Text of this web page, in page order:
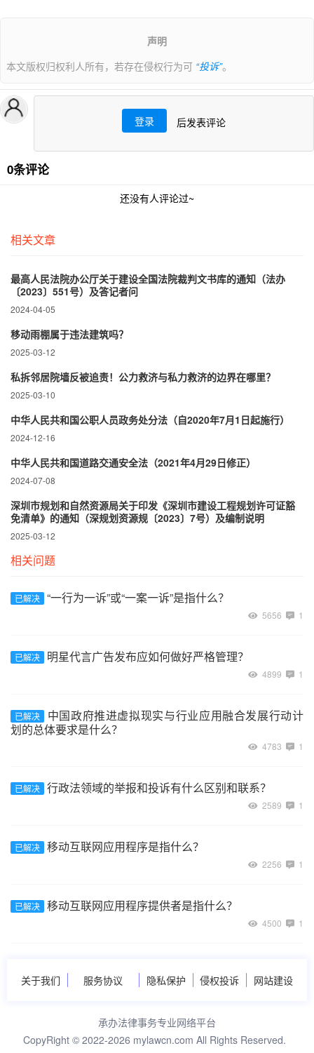
声明
本文版权归权利人所有，若存在侵权行为可 “投诉”。
登录 后发表评论
0条评论
还没有人评论过~
相关文章
最高人民法院办公厅关于建设全国法院裁判文书库的通知（法办
〔2023〕551号）及答记者问
2024-04-05
移动雨棚属于违法建筑吗？
2025-03-12
私拆邻居院墙反被追责！公力救济与私力救济的边界在哪里？‌
2025-03-10
中华人民共和国公职人员政务处分法（自2020年7月1日起施行）
2024-12-16
中华人民共和国道路交通安全法（2021年4月29日修正）
2024-07-08
深圳市规划和自然资源局关于印发《深圳市建设工程规划许可证豁
免清单》的通知（深规划资源规〔2023〕7号）及编制说明
2025-03-12
相关问题
已解决 “一行为一诉”或“一案一诉”是指什么？
5656 1
已解决 明星代言广告发布应如何做好严格管理？
4899 1
已解决
中国政府推进虚拟现实与行业应用融合发展行动计
划的总体要求是什么？
4783 1
已解决 行政法领域的举报和投诉有什么区别和联系？
2589 1
已解决 移动互联网应用程序是指什么？
2256 1
已解决 移动互联网应用程序提供者是指什么？
4500 1
关于我们 服务协议 隐私保护 侵权投诉 网站建设
承办法律事务专业网络平台
CopyRight © 2022-2026 mylawcn.com All Rights Reserved.